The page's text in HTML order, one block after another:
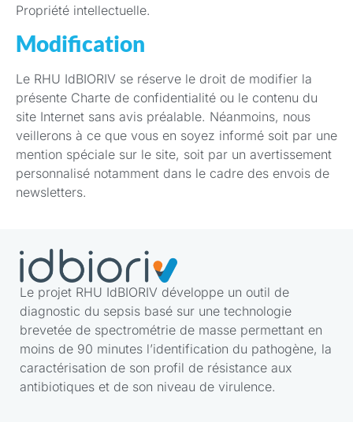
Propriété intellectuelle.
Modification
Le RHU IdBIORIV se réserve le droit de modifier la
présente Charte de confidentialité ou le contenu du
site Internet sans avis préalable. Néanmoins, nous
veillerons à ce que vous en soyez informé soit par une
mention spéciale sur le site, soit par un avertissement
personnalisé notamment dans le cadre des envois de
newsletters.
Le projet RHU IdBIORIV développe un outil de
diagnostic du sepsis basé sur une technologie
brevetée de spectrométrie de masse permettant en
moins de 90 minutes l’identification du pathogène, la
caractérisation de son profil de résistance aux
antibiotiques et de son niveau de virulence.